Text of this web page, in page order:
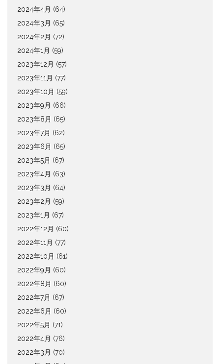
2024年4月 (64)
2024年3月 (65)
2024年2月 (72)
2024年1月 (59)
2023年12月 (57)
2023年11月 (77)
2023年10月 (59)
2023年9月 (66)
2023年8月 (65)
2023年7月 (62)
2023年6月 (65)
2023年5月 (67)
2023年4月 (63)
2023年3月 (64)
2023年2月 (59)
2023年1月 (67)
2022年12月 (60)
2022年11月 (77)
2022年10月 (61)
2022年9月 (60)
2022年8月 (60)
2022年7月 (67)
2022年6月 (60)
2022年5月 (71)
2022年4月 (76)
2022年3月 (70)